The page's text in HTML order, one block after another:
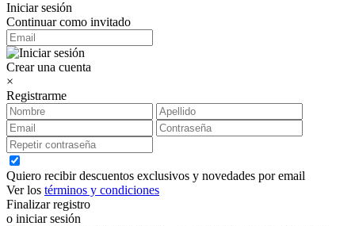
Iniciar sesión
Continuar como invitado
Crear una cuenta
×
Registrarme
Quiero recibir descuentos exclusivos y novedades por email
Ver los términos y condiciones
Finalizar registro
o iniciar sesión